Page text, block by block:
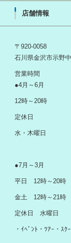
店舗情報
〒920-0058
石川県金沢市示野
営業時間
●4月～6月
12時～20時
定休日
水・木曜日
●7月～3月
平日 12時～20時
金土 12時～21時
定休日 水曜日
・ｲﾍﾞﾝﾄ・ﾂｱｰ・ｽｸ